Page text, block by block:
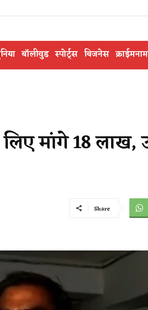
बॉलीवुड स्पोर्ट्स बिजनेस
मांगे 18 लाख,
Share